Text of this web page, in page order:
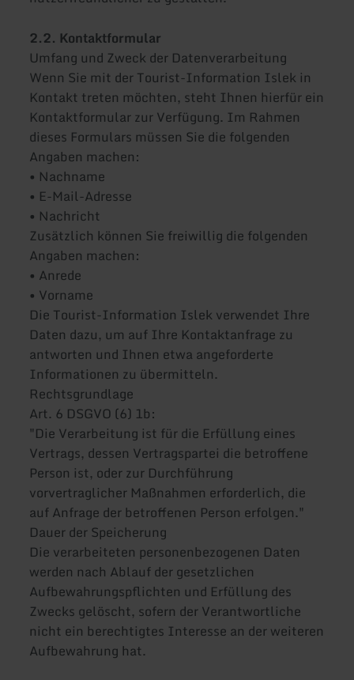
2.2. Kontaktformular
Umfang und Zweck der Datenverarbeitung
Wenn Sie mit der Tourist-Information Islek in
Kontakt treten möchten, steht Ihnen hierfür ein
Kontaktformular zur Verfügung. Im Rahmen
dieses Formulars müssen Sie die folgenden
Angaben machen:
• Nachname
• E-Mail-Adresse
• Nachricht
Zusätzlich können Sie freiwillig die folgenden
Angaben machen:
• Anrede
• Vorname
Die Tourist-Information Islek verwendet Ihre
Daten dazu, um auf Ihre Kontaktanfrage zu
antworten und Ihnen etwa angeforderte
Informationen zu übermitteln.
Rechtsgrundlage
Art. 6 DSGVO (6) 1b:
"Die Verarbeitung ist für die Erfüllung eines
Vertrags, dessen Vertragspartei die betroffene
Person ist, oder zur Durchführung
vorvertraglicher Maßnahmen erforderlich, die
auf Anfrage der betroffenen Person erfolgen."
Dauer der Speicherung
Die verarbeiteten personenbezogenen Daten
werden nach Ablauf der gesetzlichen
Aufbewahrungspflichten und Erfüllung des
Zwecks gelöscht, sofern der Verantwortliche
nicht ein berechtigtes Interesse an der weiteren
Aufbewahrung hat.